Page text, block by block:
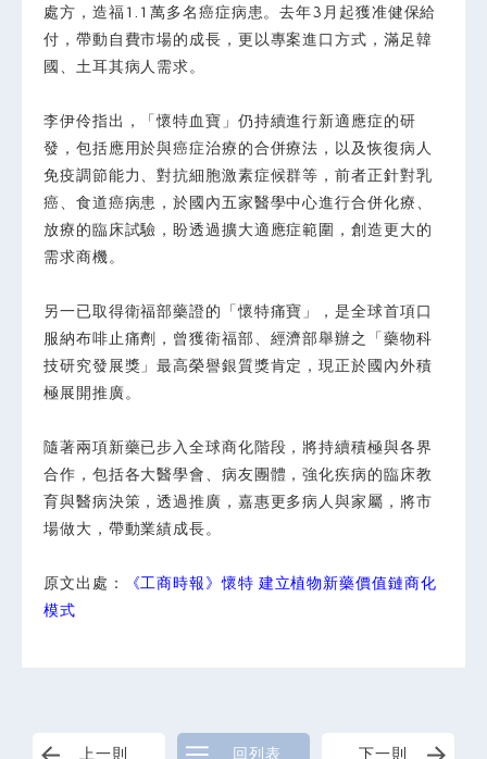
處方，造福1.1萬多名癌症病患。去年3月起獲准健保給
付，帶動自費市場的成長，更以專案進口方式，滿足韓
國、土耳其病人需求。
李伊伶指出，「懷特血寶」仍持續進行新適應症的研
發，包括應用於與癌症治療的合併療法，以及恢復病人
免疫調節能力、對抗細胞激素症候群等，前者正針對乳
癌、食道癌病患，於國內五家醫學中心進行合併化療、
放療的臨床試驗，盼透過擴大適應症範圍，創造更大的
需求商機。
另一已取得衛福部藥證的「懷特痛寶」，是全球首項口
服納布啡止痛劑，曾獲衛福部、經濟部舉辦之「藥物科
技研究發展獎」最高榮譽銀質獎肯定，現正於國內外積
極展開推廣。
隨著兩項新藥已步入全球商化階段，將持續積極與各界
合作，包括各大醫學會、病友團體，強化疾病的臨床教
育與醫病決策，透過推廣，嘉惠更多病人與家屬，將市
場做大，帶動業績成長。
原文出處：
《工商時報》懷特 建立植物新藥價值鏈商化
模式
上一則 回列表 下一則